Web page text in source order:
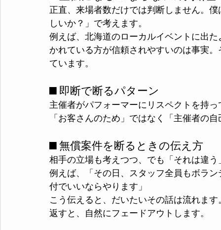
正直、来場者数だけでは判断しません。
しいか？」で考えます。
例えば、北海道のローカルイベントに出
かれている方が信頼されやすいのは事実
ています。
■ 即断で断るパターン
主催者がパフォーマーにリスペクトを持
「お客さんのため」ではなく「主催者の
■ 無償案件を断るときの伝え方
相手の立場も考えつつ、でも「それは違
例えば、「その日、スタッフ全員もボラ
付でいいならやります」
こう伝えると、だいたいその話は流れま
返すと、自然にフェードアウトします。